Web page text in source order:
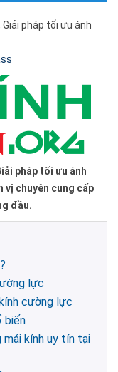
pháp tối ưu ánh
vị chuyên cung cấp
đầu.
lực
cường lực
biến
mái kính uy tín tại